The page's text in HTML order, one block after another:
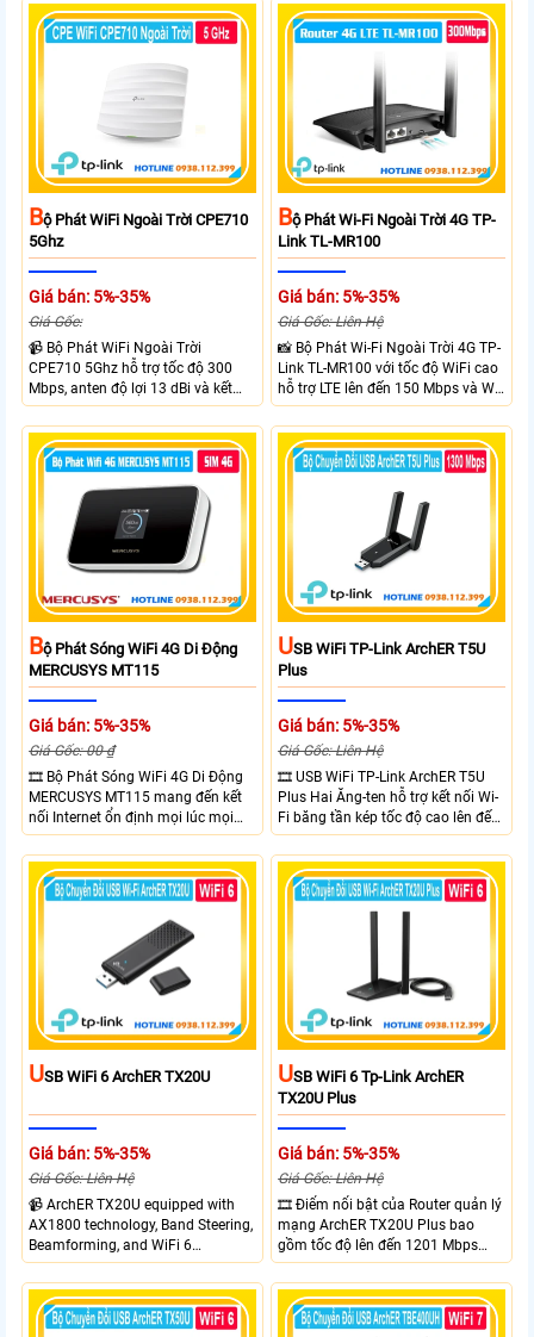
BỘ Phát WiFi Ngoài Trời CPE710
5Ghz
Giá bán: 5%-35%
Giá Gốc:
📹 Bộ Phát WiFi Ngoài Trời
CPE710 5Ghz hỗ trợ tốc độ 300
Mbps, anten độ lợi 13 dBi và kết
nối đường dài trên 10 km trong
điều kiện phù hợp. Trang bị cổng
Ethernet Shielded 10/100 Mbps, hỗ
trợ PoE Passive, MAXtream TDMA,
quản lý tập trung và phân tích
quang phổ. Chuẩn IPX5 giúp tăng
khả năng chống chịu thời tiết.
BỘ Phát Wi-Fi Ngoài Trời 4G TP-
Link TL-MR100
Giá bán: 5%-35%
Giá Gốc: Liên Hệ
📸 Bộ Phát Wi-Fi Ngoài Trời 4G TP-
Link TL-MR100 với tốc độ WiFi cao
hỗ trợ LTE lên đến 150 Mbps và Wi-
Fi 2.4 GHz lên đến 300 Mbps với
thiết kế với vỏ chống chịu thời tiết
chuẩn IP65, chống sét ±6kV và
chống tĩnh điện ±15kV
BỘ Phát Sóng WiFi 4G Di Động
MERCUSYS MT115
Giá bán: 5%-35%
Giá Gốc: 00 ₫
🎞 Bộ Phát Sóng WiFi 4G Di Động
MERCUSYS MT115 mang đến kết
nối Internet ổn định mọi lúc mọi
nơi với tốc độ 4G LTE tải xuống lên
đến 150Mbps. Chuẩn WiFi 6
AX300, pin 2400mAh hoạt động
đến 10 giờ và khả năng kết nối
USB WiFi TP-Link ArchER T5U
Plus
Giá bán: 5%-35%
Giá Gốc: Liên Hệ
🎞 USB WiFi TP-Link ArchER T5U
Plus Hai Ăng-ten hỗ trợ kết nối Wi-
Fi băng tần kép tốc độ cao lên đến
1300 Mbps. Hai ăng-ten ngoài kết
hợp công nghệ Beamforming giúp
tăng cường tín hiệu và vùng phủ
sóng. USB 3.0 cho tốc độ truyền dữ
liệu nhanh. Hỗ trợ Windows 10/11
và cài đặt dễ dàng không cần đĩa
tư
USB WiFi 6 ArchER TX20U
Giá bán: 5%-35%
Giá Gốc: Liên Hệ
📹 ArchER TX20U equipped with
AX1800 technology, Band Steering,
Beamforming, and WiFi 6
transmission. Band Steering
technology optimizes connections,
Beamforming enhances signal
focus for better coverage. Upgrade
USB WiFi 6 Tp-Link ArchER
TX20U Plus
Giá bán: 5%-35%
Giá Gốc: Liên Hệ
🎞 Điểm nổi bật của Router quản lý
mạng ArchER TX20U Plus bao
gồm tốc độ lên đến 1201 Mbps
trên băng tần 5 GHz và 574 Mbps
trên băng tần 2.4 GHz. công nghệ
Band Steering, Beamforming và
Wifi 6 cung cấp hiệu suất cao và